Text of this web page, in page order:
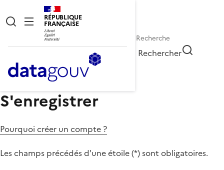
RÉPUBLIQUE
FRANÇAISE
Rechercher
S'enregistrer
Pourquoi créer un compte ?
Les champs précédés d'une étoile (*) sont obligatoires.